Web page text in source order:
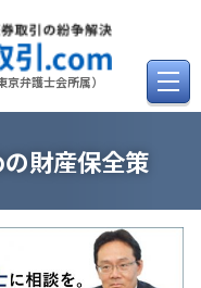
弁護士会所属）
財産保全策